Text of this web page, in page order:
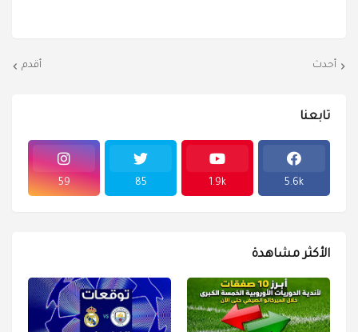
أحدث أقدم
تابعنا
5.6k
1.9k
85
59
الأكثر مشاهدة